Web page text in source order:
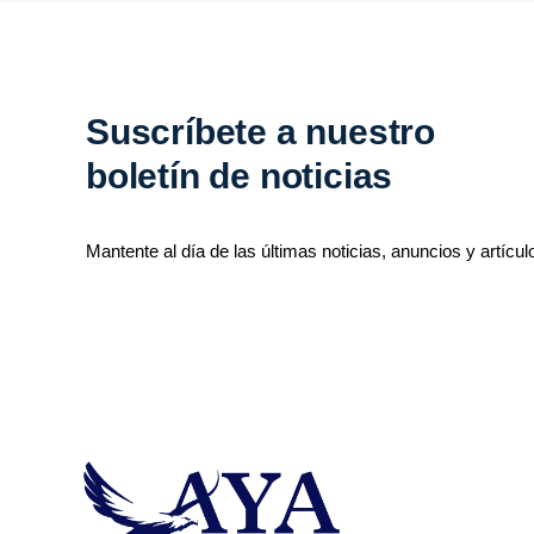
Suscríbete a nuestro
boletín de noticias
Mantente al día de las últimas noticias, anuncios y